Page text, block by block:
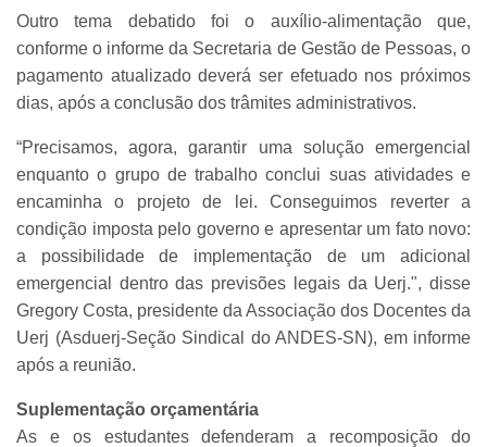
Outro tema debatido foi o auxílio-alimentação que,
conforme o informe da Secretaria de Gestão de Pessoas, o
pagamento atualizado deverá ser efetuado nos próximos
dias, após a conclusão dos trâmites administrativos.
“Precisamos, agora, garantir uma solução emergencial
enquanto o grupo de trabalho conclui suas atividades e
encaminha o projeto de lei. Conseguimos reverter a
condição imposta pelo governo e apresentar um fato novo:
a possibilidade de implementação de um adicional
emergencial dentro das previsões legais da Uerj.", disse
Gregory Costa, presidente da Associação dos Docentes da
Uerj (Asduerj-Seção Sindical do ANDES-SN), em informe
após a reunião.
Suplementação orçamentária
As e os estudantes defenderam a recomposição do